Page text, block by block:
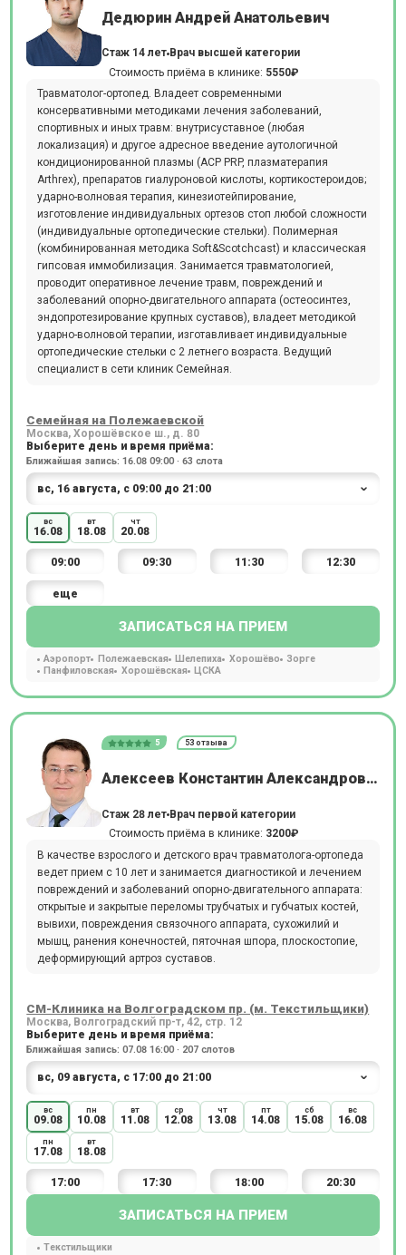
Дедюрин Андрей Анатольевич
Стаж 14 лет Врач высшей категории
Стоимость приёма в клинике: 5550₽
Травматолог-ортопед. Владеет современными
консервативными методиками лечения заболеваний,
спортивных и иных травм: внутрисуставное (любая
локализация) и другое адресное введение аутологичной
кондиционированной плазмы (АСР PRP, плазматерапия
Arthrex), препаратов гиалуроновой кислоты, кортикостероидов;
ударно-волновая терапия, кинезиотейпирование,
изготовление индивидуальных ортезов стоп любой сложности
(индивидуальные ортопедические стельки). Полимерная
(комбинированная методика Soft&Scotchcast) и классическая
гипсовая иммобилизация. Занимается травматологией,
проводит оперативное лечение травм, повреждений и
заболеваний опорно-двигательного аппарата (остеосинтез,
эндопротезирование крупных суставов), владеет методикой
ударно-волновой терапии, изготавливает индивидуальные
ортопедические стельки с 2 летнего возраста. Ведущий
специалист в сети клиник Семейная.
Семейная на Полежаевской
Москва, Хорошёвское ш., д. 80
Выберите день и время приёма:
Ближайшая запись: 16.08 09:00 · 63 слота
вс
16.08
вт
18.08
чт
20.08
09:00 09:30 11:30 12:30
еще
ЗАПИСАТЬСЯ НА ПРИЕМ
Аэропорт Полежаевская Шелепиха Хорошёво
Зорге
Панфиловская
Хорошёвская ЦСКА
5 53 отзыва
Алексеев Константин Александрович
Стаж 28 лет Врач первой категории
Стоимость приёма в клинике: 3200₽
В качестве взрослого и детского врач травматолога-ортопеда
ведет прием с 10 лет и занимается диагностикой и лечением
повреждений и заболеваний опорно-двигательного аппарата:
открытые и закрытые переломы трубчатых и губчатых костей,
вывихи, повреждения связочного аппарата, сухожилий и
мышц, ранения конечностей, пяточная шпора, плоскостопие,
деформирующий артроз суставов.
СМ-Клиника на Волгоградском пр. (м. Текстильщики)
Москва, Волгоградский пр-т, 42, стр. 12
Выберите день и время приёма:
Ближайшая запись: 07.08 16:00 · 207 слотов
вс
09.08
пн
10.08
вт
11.08
ср
12.08
чт
13.08
пт
14.08
сб
15.08
вс
16.08
пн
17.08
вт
18.08
17:00 17:30 18:00 20:30
ЗАПИСАТЬСЯ НА ПРИЕМ
Текстильщики